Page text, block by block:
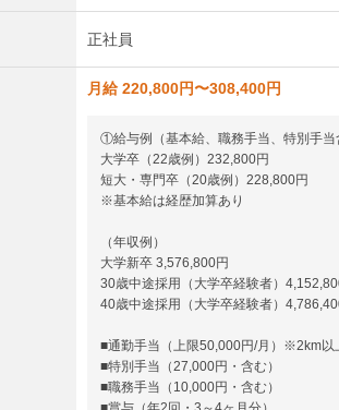
正社員
月給 220,800円〜308,400円
①給与例（基本給、職務手当、特別手当
大学卒（22歳例）232,800円
短大・専門卒（20歳例）228,800円
※基本給は経歴加算あり
（年収例）
大学新卒 3,576,800円
30歳中途採用（大学卒経験者）
40歳中途採用（大学卒経験者）
■通勤手当（上限50,000円/月）※2km以
■特別手当（27,000円・含む）
■職務手当（10,000円・含む）